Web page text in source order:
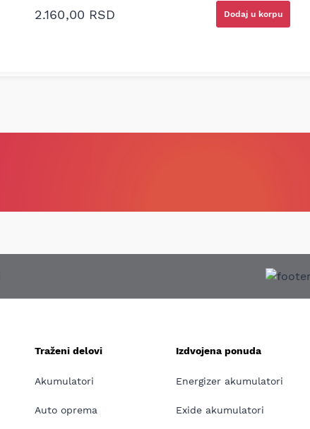
2.160,00 RSD Dodaj u korpu
ali me je Miloš podsetio, istražio i
proizvođača.
Traženi delovi
Akumulatori
Auto oprema
Izdvojena ponuda
Energizer akumulatori
Exide akumulatori